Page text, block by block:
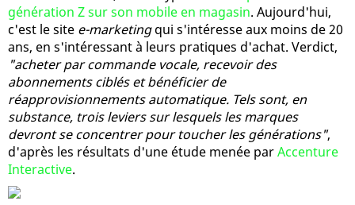
génération Z sur son mobile en magasin. Aujourd'hui,
c'est le site e-marketingqui s'intéresse aux moins de 20
ans, en s'intéressant à leurs pratiques d'achat. Verdict,
"acheter par commande vocale, recevoir des
abonnements ciblés et bénéficier de
réapprovisionnements automatique. Tels sont, en
substance, trois leviers sur lesquels les marques
devront se concentrer pour toucher les générations",
d'après les résultats d'une étude menée parAccenture
Interactive.